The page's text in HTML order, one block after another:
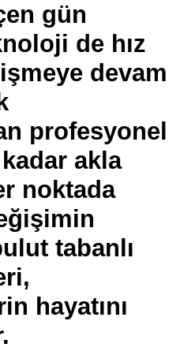
gün
de hız
devam
profesyonel
akla
noktada
tabanlı
hayatını